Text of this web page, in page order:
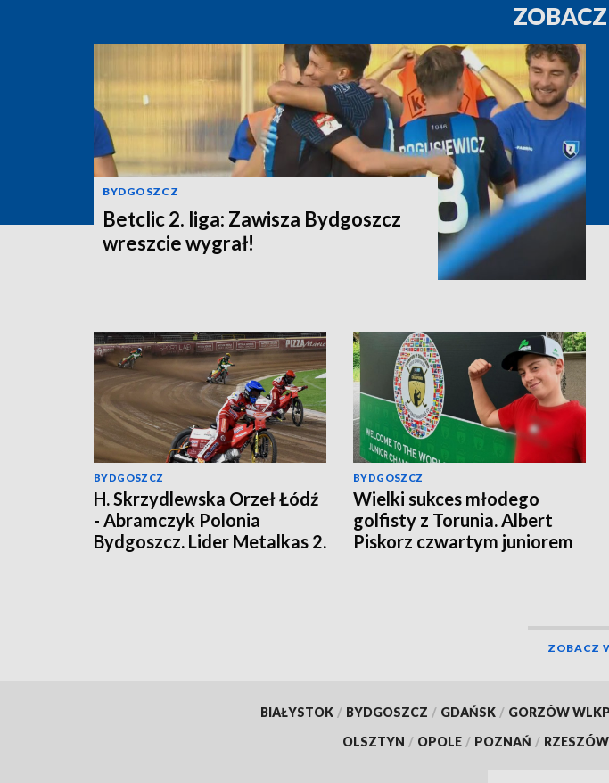
BYDGOSZCZ
Betclic 2. liga: Zawisza Bydgoszcz
wreszcie wygrał!
BYDGOSZCZ
H. Skrzydlewska Orzeł Łódź
- Abramczyk Polonia
Bydgoszcz. Lider Metalkas 2.
BYDGOSZCZ
Wielki sukces młodego
golfisty z Torunia. Albert
Piskorz czwartym juniorem
ZOBACZ
BIAŁYSTOK / BYDGOSZCZ / GDAŃSK / GORZÓW
OLSZTYN / OPOLE / POZNAŃ / RZESZÓW